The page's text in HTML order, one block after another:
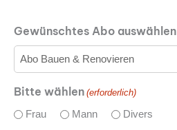
Gewünschtes Abo auswählen
Bitte wählen (erforderlich)
Frau Mann Divers